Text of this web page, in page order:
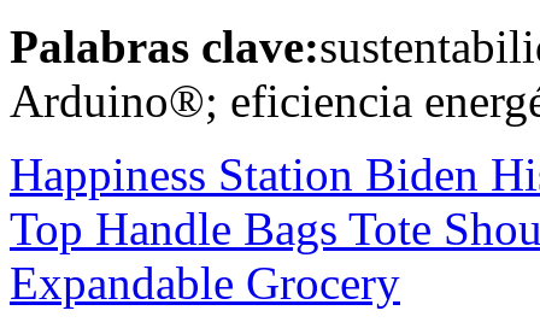
Palabras clave:
Arduino®; eficiencia
Happiness Station Biden
Top Handle Bags Tote
Expandable Grocery